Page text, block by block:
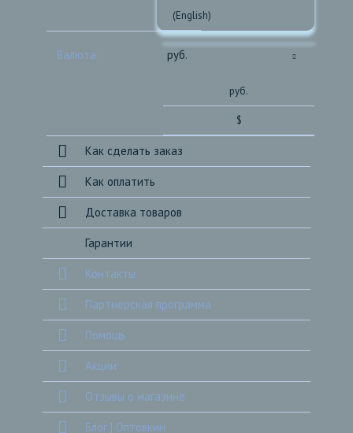
Валюта: руб.
руб.
$
Как сделать заказ
Как оплатить
Доставка товаров
Гарантии
Контакты
Партнерская программа
Помощь
Акции
Отзывы о магазине
Блог | Оптовкин